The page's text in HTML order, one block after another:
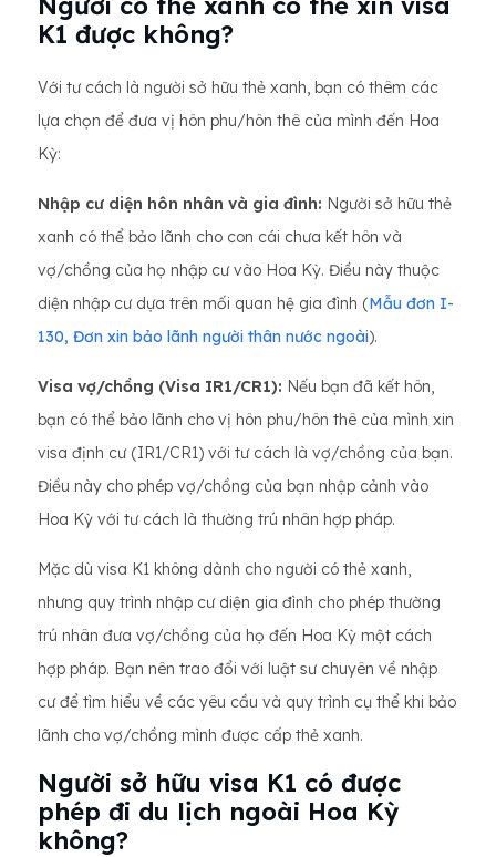
K1 được không?
Với tư cách là người sở hữu thẻ xanh, bạn có thêm các
lựa chọn để đưa vị hôn phu/hôn thê của mình đến Hoa
Kỳ:
Nhập cư diện hôn nhân và gia đình: Người sở hữu thẻ
xanh có thể bảo lãnh cho con cái chưa kết hôn và
vợ/chồng của họ nhập cư vào Hoa Kỳ. Điều này thuộc
diện nhập cư dựa trên mối quan hệ gia đình (Mẫu đơn I-
130, Đơn xin bảo lãnh người thân nước ngoài).
Visa vợ/chồng (Visa IR1/CR1): Nếu bạn đã kết hôn,
bạn có thể bảo lãnh cho vị hôn phu/hôn thê của mình xin
visa định cư (IR1/CR1) với tư cách là vợ/chồng của bạn.
Điều này cho phép vợ/chồng của bạn nhập cảnh vào
Hoa Kỳ với tư cách là thường trú nhân hợp pháp.
Mặc dù visa K1 không dành cho người có thẻ xanh,
nhưng quy trình nhập cư diện gia đình cho phép thường
trú nhân đưa vợ/chồng của họ đến Hoa Kỳ một cách
hợp pháp. Bạn nên trao đổi với luật sư chuyên về nhập
cư để tìm hiểu về các yêu cầu và quy trình cụ thể khi bảo
lãnh cho vợ/chồng mình được cấp thẻ xanh.
Người sở hữu visa K1 có được
phép đi du lịch ngoài Hoa Kỳ
không?